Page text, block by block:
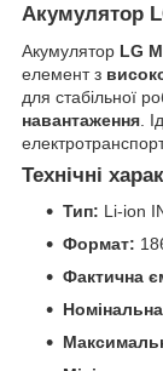
Акумулятор
Акумулятор LG
елемент з
для стабільної
навантаження .
Технічні
Тип: Li-ion
Формат:
Фактична